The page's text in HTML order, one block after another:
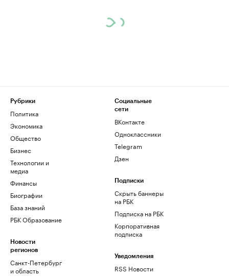
Рубрики
Политика
Экономика
Общество
Бизнес
Технологии и
медиа
Финансы
Биографии
База знаний
РБК Образование
Новости
регионов
Санкт-Петербург
и область
Социальные
сети
ВКонтакте
Одноклассники
Telegram
Дзен
Подписки
Скрыть баннеры
на РБК
Подписка на РБК
Корпоративная
подписка
Уведомления
RSS Новости